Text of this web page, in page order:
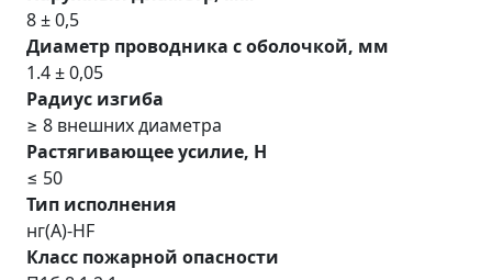
8 ± 0,5
Диаметp пpоводника с оболочкой, мм
1.4 ± 0,05
Радиус изгиба
≥ 8 внешних диаметра
Растягивающее усилие, H
≤ 50
Тип исполнения
нг(A)-HF
Класс пожарной опасности